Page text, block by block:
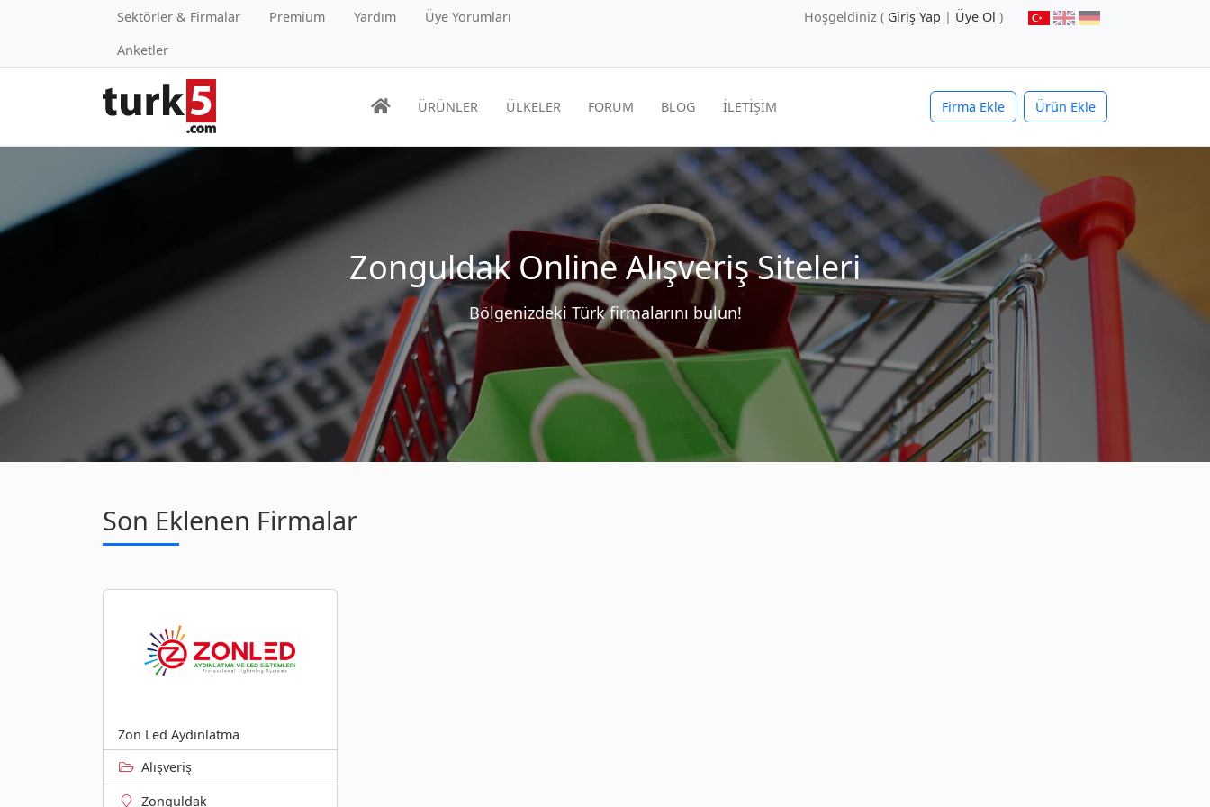
Sektörler & Firmalar Premium Yardım
Üye Yorumları
Anketler
Hoşgeldiniz ( Giriş Yap | Üye Ol )
Firma Ekle Ürün Ekle
ÜRÜNLER ÜLKELER FORUM BLOG İLETİŞİM
Zonguldak Online Alışveriş Siteleri
Bölgenizdeki Türk firmalarını bulun!
Son Eklenen Firmalar
Zon Led Aydınlatma
Alışveriş
Zonguldak